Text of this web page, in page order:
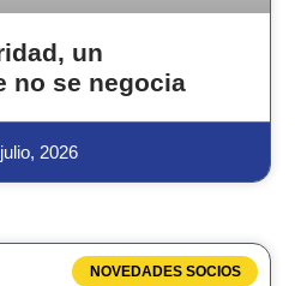
un
no se negocia
2026
NOVEDADES SOCIOS